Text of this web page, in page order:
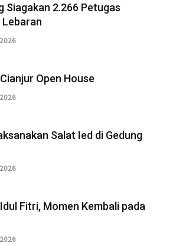
Siagakan 2.266 Petugas
Open House
Salat Ied di Gedung
Fitri, Momen Kembali pada